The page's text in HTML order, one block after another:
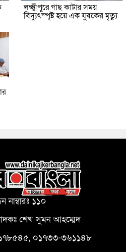
লক্ষ্মীপুরে গাছ কাটার সময়
বিদ্যুৎস্পৃষ্ট হয়ে এক যুবকের মৃত্যু
নাম্বারঃ ১১০
শেখ সুমন আহম্মেদ
০১৭৩৩-৩৬১১৪৮